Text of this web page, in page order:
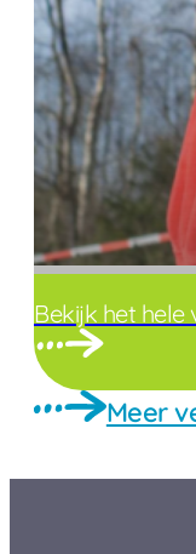
Bekijk het hele
Meer